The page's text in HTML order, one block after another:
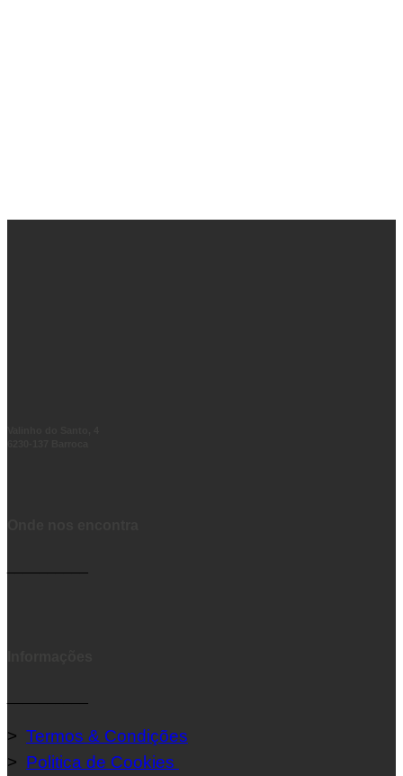
> Termos & Condições
> Politica de Cookies